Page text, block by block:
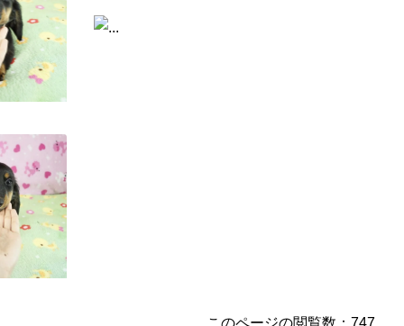
このページの閲覧数：747